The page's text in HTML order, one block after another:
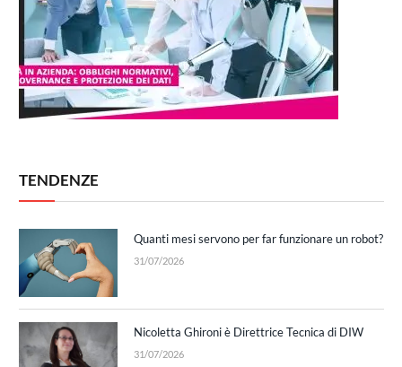
TENDENZE
Quanti mesi servono per far funzionare un robot?
31/07/2026
Nicoletta Ghironi è Direttrice Tecnica di DIW
31/07/2026